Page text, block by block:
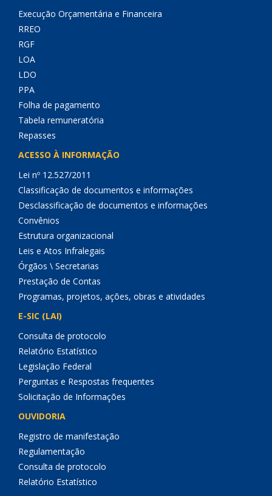
Execução Orçamentária e Financeira
RREO
RGF
LOA
LDO
PPA
Folha de pagamento
Tabela remuneratória
Repasses
ACESSO À INFORMAÇÃO
Lei nº 12.527/2011
Classificação de documentos e informações
Desclassificação de documentos e informações
Convênios
Estrutura organizacional
Leis e Atos Infralegais
Órgãos \ Secretarias
Prestação de Contas
Programas, projetos, ações, obras e atividades
E-SIC (LAI)
Consulta de protocolo
Relatório Estatístico
Legislação Federal
Perguntas e Respostas frequentes
Solicitação de Informações
OUVIDORIA
Registro de manifestação
Regulamentação
Consulta de protocolo
Relatório Estatístico